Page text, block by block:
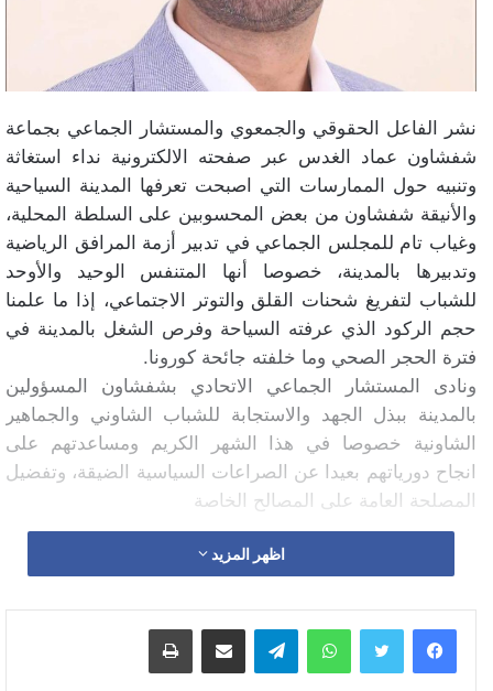
نشر الفاعل الحقوقي والجمعوي والمستشار الجماعي بجماعة
شفشاون عماد الغدس عبر صفحته الالكترونية نداء استغاثة
وتنبيه حول الممارسات التي اصبحت تعرفها المدينة السياحية
والأنيقة شفشاون من بعض المحسوبين على السلطة المحلية،
وغياب تام للمجلس الجماعي في تدبير أزمة المرافق الرياضية
وتدبيرها بالمدينة، خصوصا أنها المتنفس الوحيد والأوحد
للشباب لتفريغ شحنات القلق والتوتر الاجتماعي، إذا ما علمنا
حجم الركود الذي عرفته السياحة وفرص الشغل بالمدينة في
فترة الحجر الصحي وما خلفته جائحة كورونا.
ونادى المستشار الجماعي الاتحادي بشفشاون المسؤولين
بالمدينة ببذل الجهد والاستجابة للشباب الشاوني والجماهير
الشاونية خصوصا في هذا الشهر الكريم ومساعدتهم على
انجاح دورياتهم بعيدا عن الصراعات السياسية الضيقة، وتفضيل
المصلحة العامة على المصالح الخاصة
اظهر المزيد
واتساب تيلقرام مشاركة عبر البريد طباعة